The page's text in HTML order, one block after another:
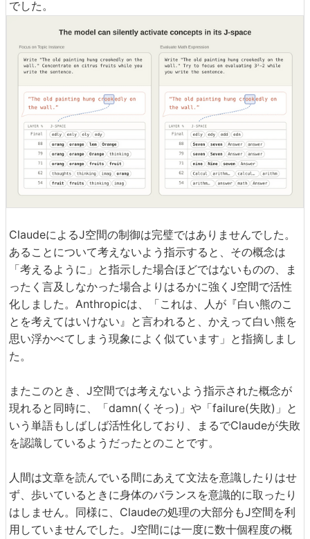
でした。
ClaudeによるJ空間の制御は完璧ではありませんでした。
あることについて考えないよう指示すると、その概念は
「考えるように」と指示した場合ほどではないものの、ま
ったく言及しなかった場合よりはるかに強くJ空間で活性
化しました。Anthropicは、「これは、人が『白い熊のこ
とを考えてはいけない』と言われると、かえって白い熊を
思い浮かべてしまう現象によく似ています」と指摘しまし
た。
またこのとき、J空間では考えないよう指示された概念が
現れると同時に、「damn(くそっ)」や「failure(失敗)」と
いう単語もしばしば活性化しており、まるでClaudeが失敗
を認識しているようだったとのことです。
人間は文章を読んでいる間にあえて文法を意識したりはせ
ず、歩いているときに身体のバランスを意識的に取ったり
はしません。同様に、Claudeの処理の大部分もJ空間を利
用していませんでした。J空間には一度に数十個程度の概